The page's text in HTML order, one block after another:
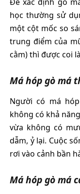
học thường sử
một cột mốc so
trung điểm của
cằm) thì được coi
Má hóp gò má
Người có má
không có khả
vừa không có
dẫm, ỷ lại. Cuộc
rơi vào cảnh bần
Má hóp gò má